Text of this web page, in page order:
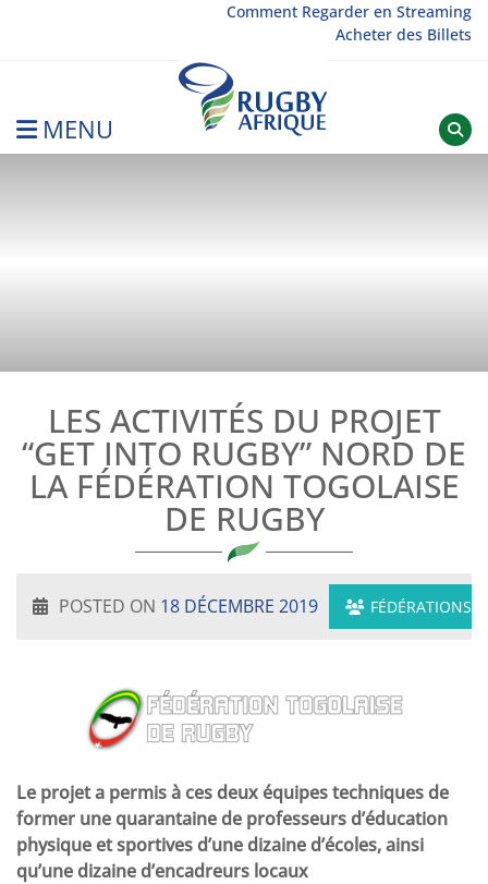
Comment Regarder en Streaming
Acheter des Billets
MENU
LES ACTIVITÉS DU PROJET
“GET INTO RUGBY” NORD DE
LA FÉDÉRATION TOGOLAISE
DE RUGBY
POSTED ON 18 DÉCEMBRE 2019 FÉDÉRATIONS
Le projet a permis à ces deux équipes techniques de
former une quarantaine de professeurs d’éducation
physique et sportives d’une dizaine d’écoles, ainsi
qu’une dizaine d’encadreurs locaux